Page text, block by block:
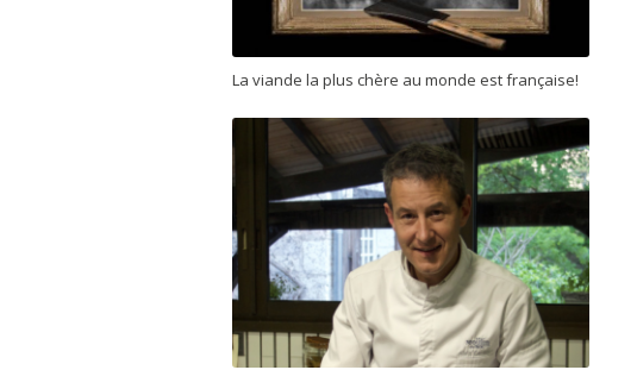
La viande la plus chère au monde est française!